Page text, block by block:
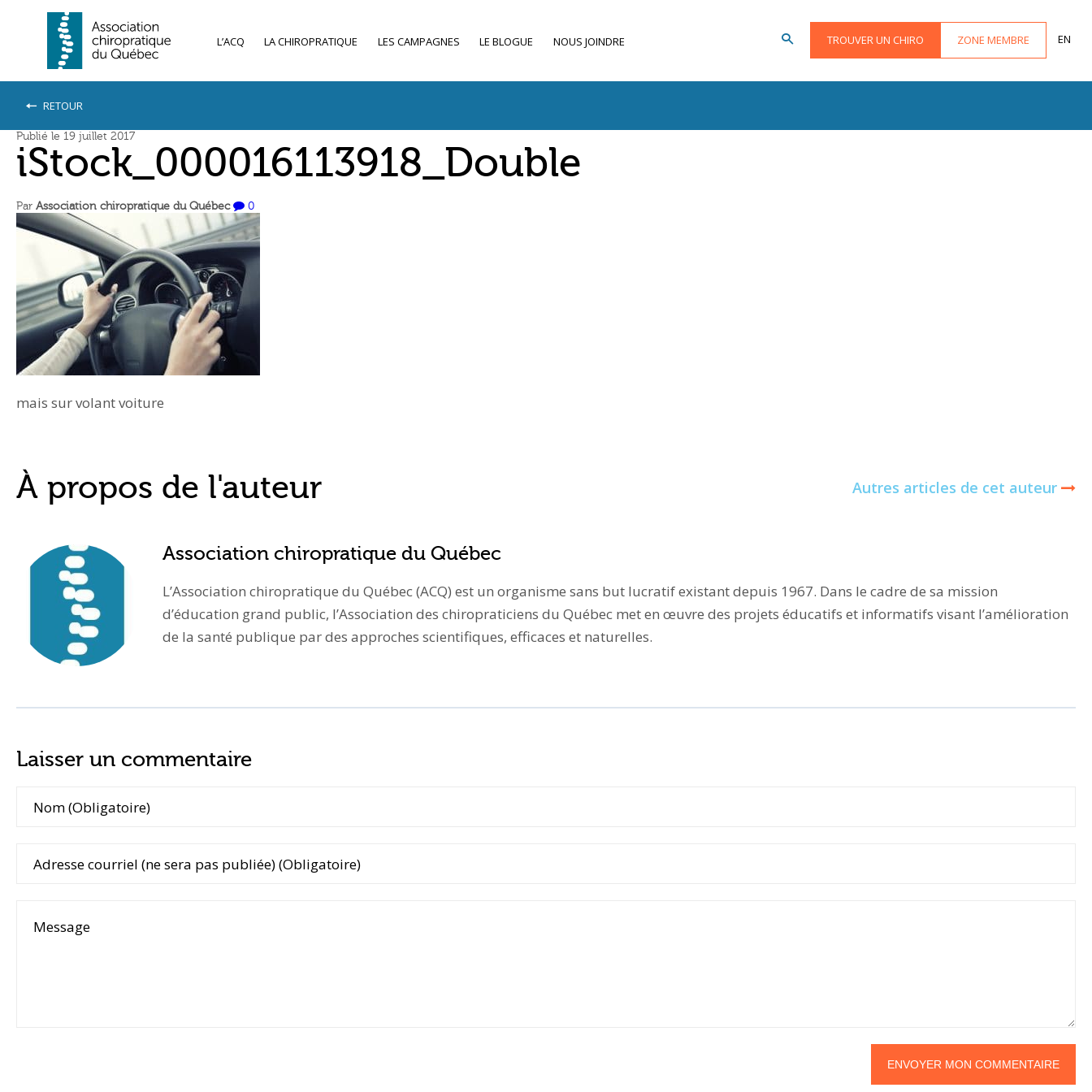
L’ACQ LA CHIROPRATIQUE LES CAMPAGNES LE BLOGUE NOUS JOINDRE TROUVER UN CHIRO ZONE MEMBRE EN
RETOUR
Publié le 19 juillet 2017
iStock_000016113918_Double
Par Association chiropratique du Québec 0
mais sur volant voiture
À propos de l'auteur Autres articles de cet auteur
Association chiropratique du Québec
L’Association chiropratique du Québec (ACQ) est un organisme sans but lucratif existant depuis 1967. Dans le cadre de sa mission
d’éducation grand public, l’Association des chiropraticiens du Québec met en œuvre des projets éducatifs et informatifs visant l’amélioration
de la santé publique par des approches scientifiques, efficaces et naturelles.
Laisser un commentaire